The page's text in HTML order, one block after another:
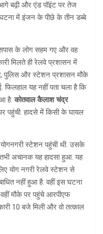
बढ़ी और एंड पॉइंट पर तेज
में इंजन के पीछे के तीन डब्बे
के लोग सहम गए और वह
मिलते ही रेलवे प्रशासन में
पुलिस और स्टेशन प्रशासन मौके
फिलहाल यह नहीं पता चला है कि
है.कोतवाल कैलाश चंद्र
पहुंची. हादसे में किसी के घायल
स्टेशन पहुंची थी. उसके
तभी अचानक यह हादसा हुआ. यह
योग नगरी रेलवे स्टेशन से
नहीं हुआ है. वहीं इस घटना
मौके पर पहुंचे आरपीएफ
10 बजे मिली और वो तत्काल